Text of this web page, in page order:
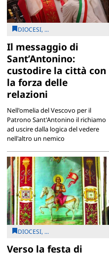
DIOCESI, ...
Il messaggio di
Sant’Antonino:
custodire la città con
la forza delle
relazioni
Nell'omelia del Vescovo per il
Patrono Sant'Antonino il richiamo
ad uscire dalla logica del vedere
nell'altro un nemico
DIOCESI, ...
Verso la festa di